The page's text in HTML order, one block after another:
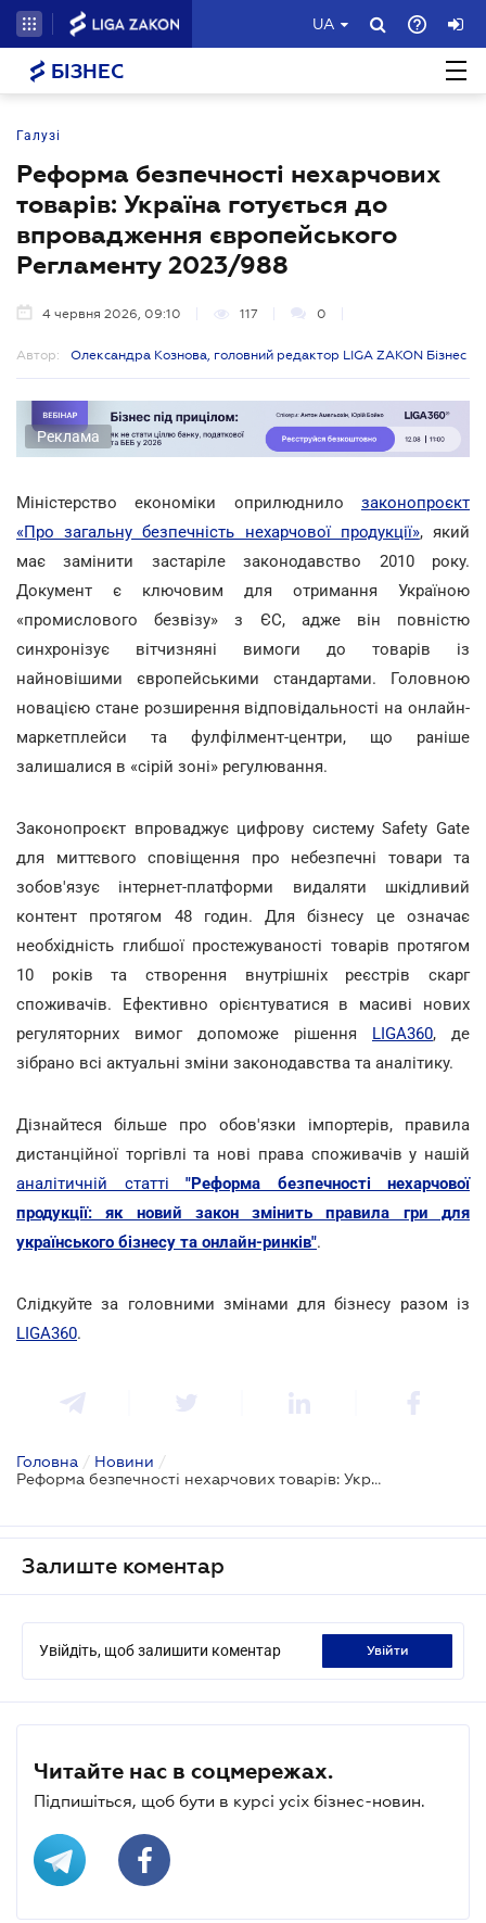
UA
БІЗНЕС
Галузі
Реформа безпечності нехарчових
товарів: Україна готується до
впровадження європейського
Регламенту 2023/988
4 червня 2026, 09:10 117 0
Автор: Олександра Кознова, головний редактор LIGA ZAKON Бізнес
Реклама
Міністерство економіки оприлюднило законопроєкт
«Про загальну безпечність нехарчової продукції», який
має замінити застаріле законодавство 2010 року.
Документ є ключовим для отримання Україною
«промислового безвізу» з ЄС, адже він повністю
синхронізує вітчизняні вимоги до товарів із
найновішими європейськими стандартами. Головною
новацією стане розширення відповідальності на онлайн-
маркетплейси та фулфілмент-центри, що раніше
залишалися в «сірій зоні» регулювання.
Законопроєкт впроваджує цифрову систему Safety Gate
для миттєвого сповіщення про небезпечні товари та
зобов'язує інтернет-платформи видаляти шкідливий
контент протягом 48 годин. Для бізнесу це означає
необхідність глибшої простежуваності товарів протягом
10 років та створення внутрішніх реєстрів скарг
споживачів. Ефективно орієнтуватися в масиві нових
регуляторних вимог допоможе рішення LIGA360, де
зібрано всі актуальні зміни законодавства та аналітику.
Дізнайтеся більше про обов'язки імпортерів, правила
дистанційної торгівлі та нові права споживачів у нашій
аналітичній статті "Реформа безпечності нехарчової
продукції: як новий закон змінить правила гри для
українського бізнесу та онлайн-ринків".
Слідкуйте за головними змінами для бізнесу разом із
LIGA360.
Головна / Новини /
Реформа безпечності нехарчових товарів: Україна готується до впровадження європейського Регламенту 2023/988
Залиште коментар
Увійдіть, щоб залишити коментар увійти
Читайте нас в соцмережах.
Підпишіться, щоб бути в курсі усіх бізнес-новин.